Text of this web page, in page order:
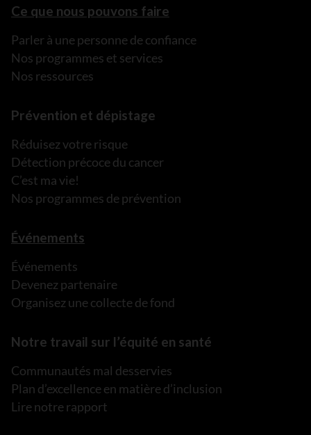
Ce que nous pouvons faire
Parler à une personne de confiance
Nos programmes et services
Nos ressources
Prévention et dépistage
Réduisez votre risque
Détection précoce du cancer
C’est ma vie!
Nos programmes de prévention
Événements
Événements
Devenez partenaire
Organisez une collecte de fond
Notre travail sur l’équité en santé
Communautés mal desservies
Plan d’excellence en matière d’inclusion
Lire notre rapport